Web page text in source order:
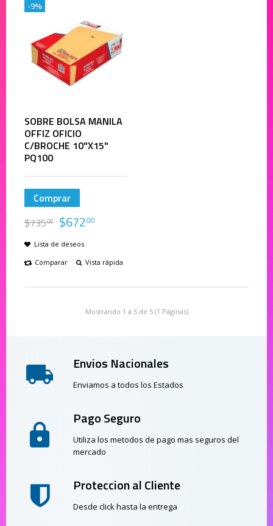
SOBRE BOLSA MANILA
OFFIZ OFICIO
C/BROCHE 10"X15"
PQ100
Comprar
$73500 $67200
Lista de deseos
Comparar
Vista rápida
-9%
Mostrando 1 a 5 de 5 (1 Páginas)
Envios Nacionales
Enviamos a todos los Estados
Pago Seguro
Utiliza los metodos de pago mas seguros del
mercado
Proteccion al Cliente
Desde click hasta la entrega